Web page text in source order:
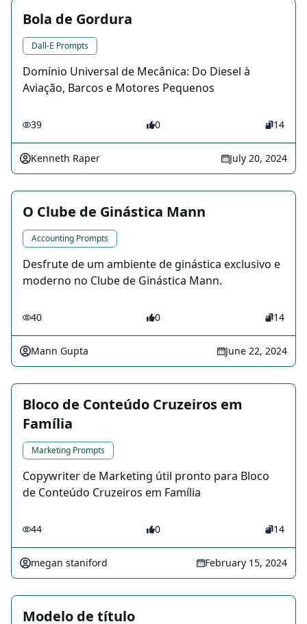
Bola de Gordura
Dall-E Prompts
Domínio Universal de Mecânica: Do Diesel à
Aviação, Barcos e Motores Pequenos
39 0 14
Kenneth Raper July 20, 2024
O Clube de Ginástica Mann
Accounting Prompts
Desfrute de um ambiente de ginástica exclusivo e
moderno no Clube de Ginástica Mann.
40 0 14
Mann Gupta June 22, 2024
Bloco de Conteúdo Cruzeiros em
Família
Marketing Prompts
Copywriter de Marketing útil pronto para Bloco
de Conteúdo Cruzeiros em Família
44 0 14
megan staniford February 15, 2024
Modelo de título